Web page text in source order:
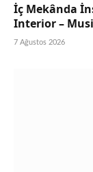
İç Mekânda
Interior –
7 Ağustos 2026